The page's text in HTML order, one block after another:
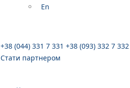
En
+38 (044) 331 7 331 +38 (093) 332 7 332
Стати партнером